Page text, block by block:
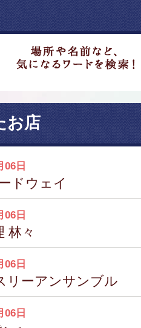
お店
06日
ドウェイ
06日
林々
06日
リーアンサンブル
06日